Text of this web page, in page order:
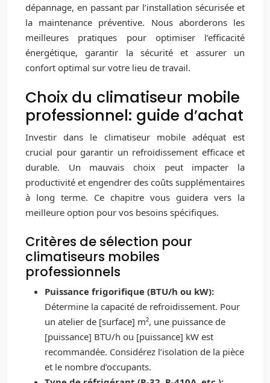
dépannage, en passant par l’installation sécurisée et
la maintenance préventive. Nous aborderons les
meilleures pratiques pour optimiser l’efficacité
énergétique, garantir la sécurité et assurer un
confort optimal sur votre lieu de travail.
Choix du climatiseur mobile
professionnel: guide d’achat
Investir dans le climatiseur mobile adéquat est
crucial pour garantir un refroidissement efficace et
durable. Un mauvais choix peut impacter la
productivité et engendrer des coûts supplémentaires
à long terme. Ce chapitre vous guidera vers la
meilleure option pour vos besoins spécifiques.
Critères de sélection pour
climatiseurs mobiles
professionnels
Puissance frigorifique (BTU/h ou kW):
Détermine la capacité de refroidissement. Pour
un atelier de [surface] m², une puissance de
[puissance] BTU/h ou [puissance] kW est
recommandée. Considérez l’isolation de la pièce
et le nombre d’occupants.